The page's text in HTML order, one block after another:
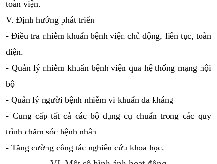
toàn viện.
V. Định hướng phát triển
- Điều tra nhiễm khuẩn bệnh viện chủ động, liên tục, toàn
diện.
- Quản lý nhiễm khuẩn bệnh viện qua hệ thống mạng nội
bộ
- Quản lý người bệnh nhiễm vi khuẩn đa kháng
- Cung cấp tất cả các bộ dụng cụ chuẩn trong các quy
trình chăm sóc bệnh nhân.
- Tăng cường công tác nghiên cứu khoa học.